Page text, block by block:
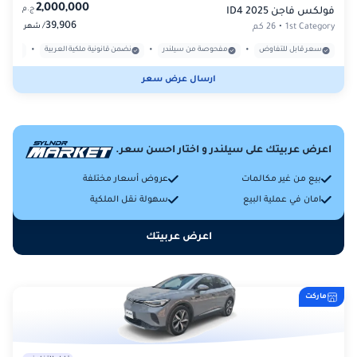
فولكس فاجن ID4 2025
1st Category
• 26 كم
2,000,000 ج.م
39,906
/ شهر
سعر قابل للتفاوض • مفحوصة من سيلندر • نضمن قانونية ملكية العربية •
ارسال عرض سعر
اعرض عربيتك على سيلندر و اختار احسن سعر.
بيع من غير مكالمات عروض أسعار مختلفة
امان في عملية البيع سهولة نقل الملكية
اعرض عربيتك
ماركت